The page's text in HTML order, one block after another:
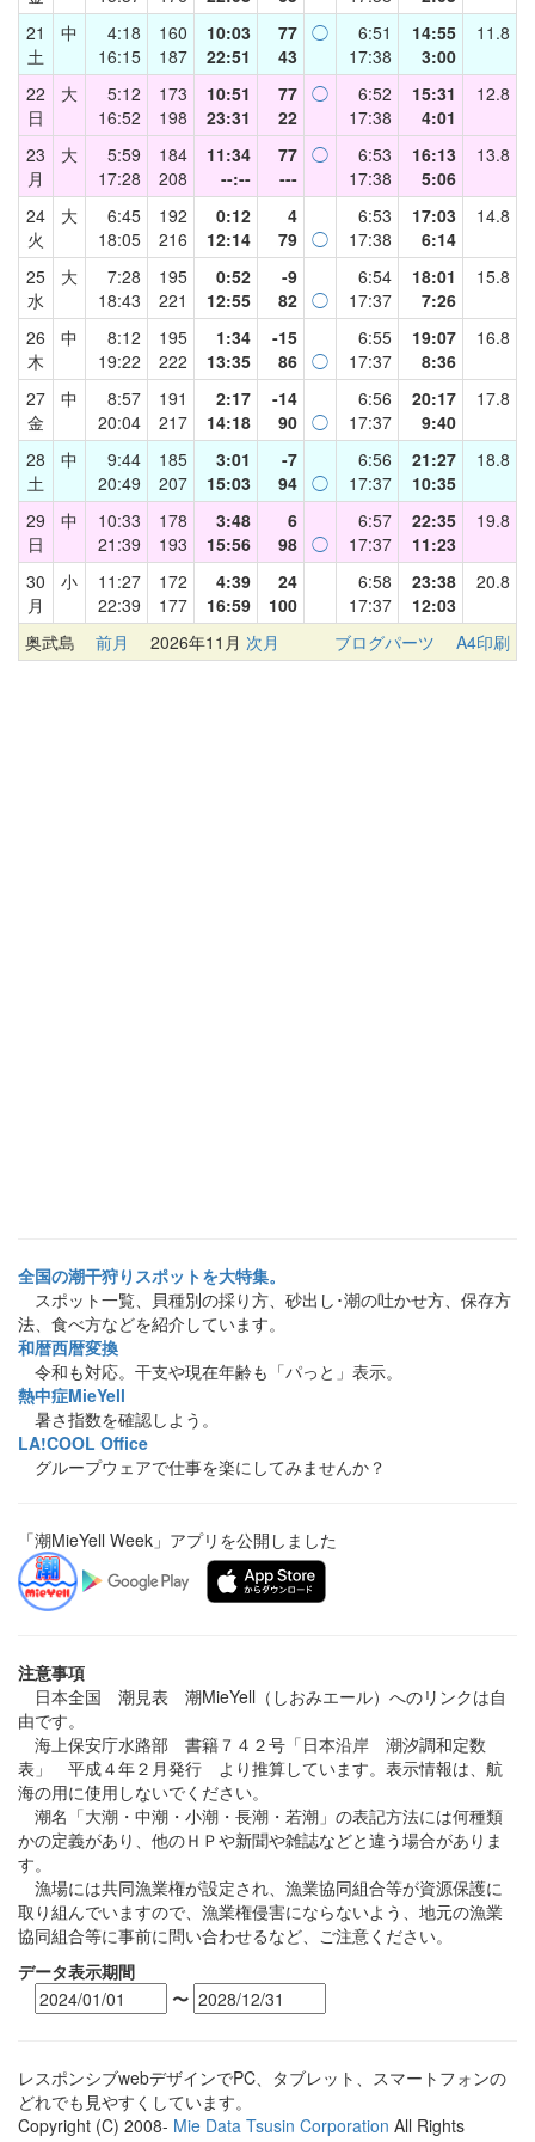
21
土
中
4:18
16:15
160
187
10:03
22:51
77
43
◯
6:51
17:38
14:55
3:00
11.8
22
日
大
5:12
16:52
173
198
10:51
23:31
77
22
◯
6:52
17:38
15:31
4:01
12.8
23
月
大
5:59
17:28
184
208
11:34
--:--
77
---
◯
6:53
17:38
16:13
5:06
13.8
24
火
大
6:45
18:05
192
216
0:12
12:14
4
79 ◯
6:53
17:38
17:03
6:14
14.8
25
水
大
7:28
18:43
195
221
0:52
12:55
-9
82 ◯
6:54
17:37
18:01
7:26
15.8
26
木
中
8:12
19:22
195
222
1:34
13:35
-15
86 ◯
6:55
17:37
19:07
8:36
16.8
27
金
中
8:57
20:04
191
217
2:17
14:18
-14
90 ◯
6:56
17:37
20:17
9:40
17.8
28
土
中
9:44
20:49
185
207
3:01
15:03
-7
94 ◯
6:56
17:37
21:27
10:35
18.8
29
日
中
10:33
21:39
178
193
3:48
15:56
6
98 ◯
6:57
17:37
22:35
11:23
19.8
30
月
小
11:27
22:39
172
177
4:39
16:59
24
100
6:58
17:37
23:38
12:03
20.8
奥武島 前月 2026年11月 次月 ブログパーツ A4印刷
全国の潮干狩りスポットを大特集。
スポット一覧、貝種別の採り方、砂出し･潮の吐かせ方、保存方
法、食べ方などを紹介しています。
和暦西暦変換
令和も対応。干支や現在年齢も「パっと」表示。
熱中症MieYell
暑さ指数を確認しよう。
LA!COOL Office
グループウェアで仕事を楽にしてみませんか？
「潮MieYell Week」アプリを公開しました
注意事項
日本全国 潮見表 潮MieYell（しおみエール）へのリンクは自
由です。
海上保安庁水路部 書籍７４２号「日本沿岸 潮汐調和定数
表」 平成４年２月発行 より推算しています。表示情報は、航
海の用に使用しないでください。
潮名「大潮・中潮・小潮・長潮・若潮」の表記方法には何種類
かの定義があり、他のＨＰや新聞や雑誌などと違う場合がありま
す。
漁場には共同漁業権が設定され、漁業協同組合等が資源保護に
取り組んでいますので、漁業権侵害にならないよう、地元の漁業
協同組合等に事前に問い合わせるなど、ご注意ください。
データ表示期間
〜
レスポンシブwebデザインでPC、タブレット、スマートフォンの
どれでも見やすくしています。
Copyright (C) 2008- Mie Data Tsusin Corporation All Rights